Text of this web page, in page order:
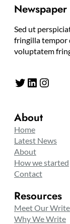
Sed ut
fringilla tempor
voluptatem
Twitter LinkedIn Instagram
About
Home
Latest News
About
How we started
Contact
Resources
Meet Our
Why We Write